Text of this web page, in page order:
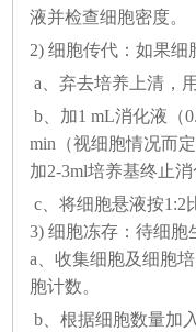
液并检查细胞密度。
2) 细胞传代：如果细
a、弃去培养上清
b、加1 mL消化液（
min（视细胞情况而
加2-3ml培养基终止
c、将细胞悬液按1:2
3) 细胞冻存：待细胞
a、收集细胞及细胞
胞计数。
b、根据细胞数量加